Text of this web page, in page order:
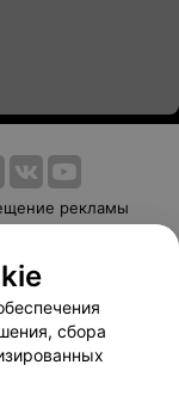
рекламы
оплаты
сбора